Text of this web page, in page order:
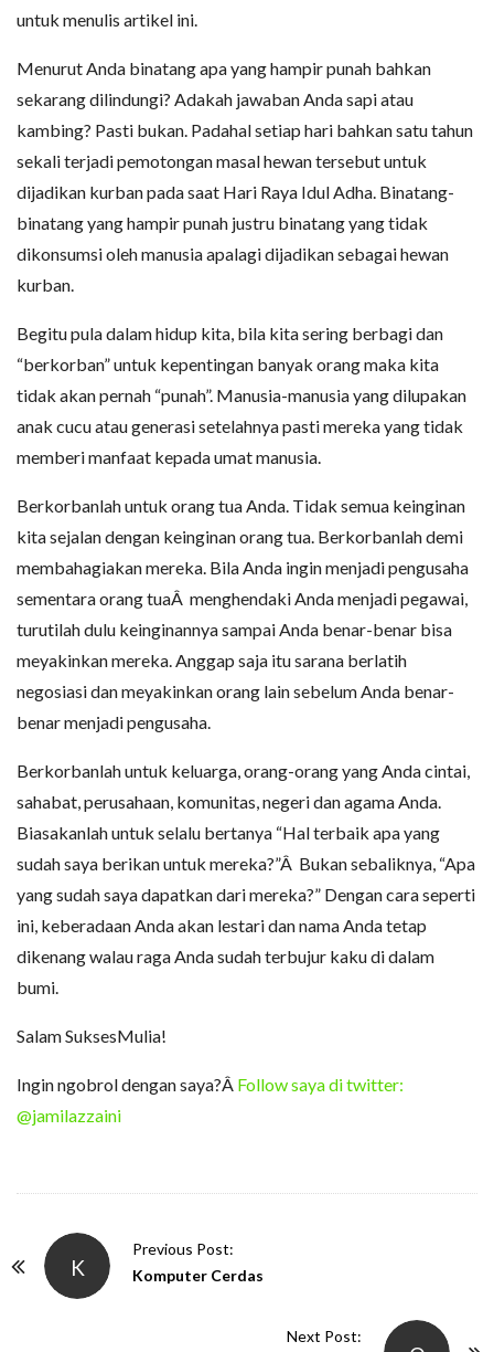
untuk menulis artikel ini.
Menurut Anda binatang apa yang hampir punah bahkan
sekarang dilindungi? Adakah jawaban Anda sapi atau
kambing? Pasti bukan. Padahal setiap hari bahkan satu tahun
sekali terjadi pemotongan masal hewan tersebut untuk
dijadikan kurban pada saat Hari Raya Idul Adha. Binatang-
binatang yang hampir punah justru binatang yang tidak
dikonsumsi oleh manusia apalagi dijadikan sebagai hewan
kurban.
Begitu pula dalam hidup kita, bila kita sering berbagi dan
“berkorban” untuk kepentingan banyak orang maka kita
tidak akan pernah “punah”. Manusia-manusia yang dilupakan
anak cucu atau generasi setelahnya pasti mereka yang tidak
memberi manfaat kepada umat manusia.
Berkorbanlah untuk orang tua Anda. Tidak semua keinginan
kita sejalan dengan keinginan orang tua. Berkorbanlah demi
membahagiakan mereka. Bila Anda ingin menjadi pengusaha
sementara orang tuaÂ menghendaki Anda menjadi pegawai,
turutilah dulu keinginannya sampai Anda benar-benar bisa
meyakinkan mereka. Anggap saja itu sarana berlatih
negosiasi dan meyakinkan orang lain sebelum Anda benar-
benar menjadi pengusaha.
Berkorbanlah untuk keluarga, orang-orang yang Anda cintai,
sahabat, perusahaan, komunitas, negeri dan agama Anda.
Biasakanlah untuk selalu bertanya “Hal terbaik apa yang
sudah saya berikan untuk mereka?”Â Bukan sebaliknya, “Apa
yang sudah saya dapatkan dari mereka?” Dengan cara seperti
ini, keberadaan Anda akan lestari dan nama Anda tetap
dikenang walau raga Anda sudah terbujur kaku di dalam
bumi.
Salam SuksesMulia!
Ingin ngobrol dengan saya?Â Follow saya di twitter:
@jamilazzaini
K
Previous Post:
Komputer Cerdas
Next Post: